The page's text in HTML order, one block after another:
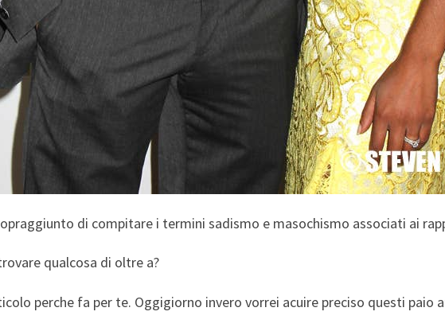
di compitare i termini sadismo e masochismo associati ai
qualcosa di oltre a?
perche fa per te. Oggigiorno invero vorrei acuire preciso questi paio